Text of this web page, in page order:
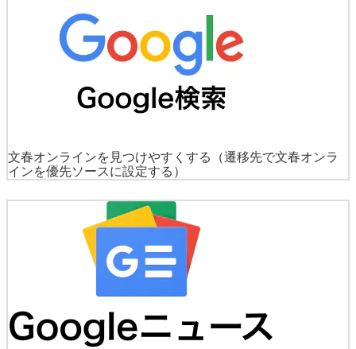
文春オンラインを見つけやすくする
（遷移先で文春オンラ
インを優先ソースに設定する）